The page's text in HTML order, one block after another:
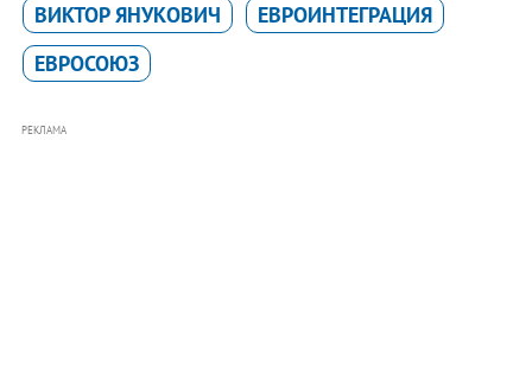
ВИКТОР ЯНУКОВИЧ
ЕВРОИНТЕГРАЦИЯ
ЕВРОСОЮЗ
РЕКЛАМА